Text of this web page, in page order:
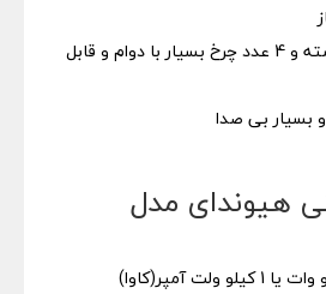
مدل چرخ دار با دسته و 4 عدد چرخ بسیار با دوام و قابل
بسیار بی صدا
هیوندای مدل